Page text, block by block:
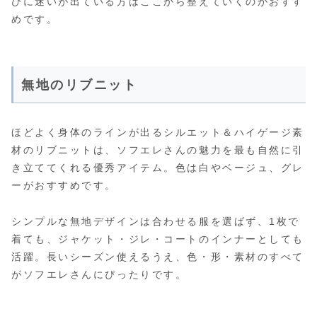
めです。
無地のリブニット
ほどよく身体のラインが出るシルエット＆ハイゲージ素
材のリブニットは、ソフエレさんの魅力を最も自然に引
き立ててくれる優秀アイテム。色は白やベージュ、グレ
ーがおすすめです。
シンプルな無地デザインは合わせる服を選ばず、1枚で
着ても、ジャケット・ジレ・コートのインナーとしても
活躍。長いシーズン使えるうえ、色・形・素材のすべて
がソフエレさんにぴったりです。